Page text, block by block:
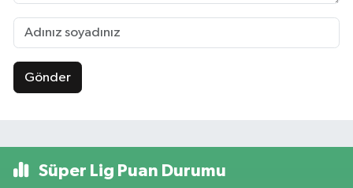
Gönder
Süper Lig Puan Durumu